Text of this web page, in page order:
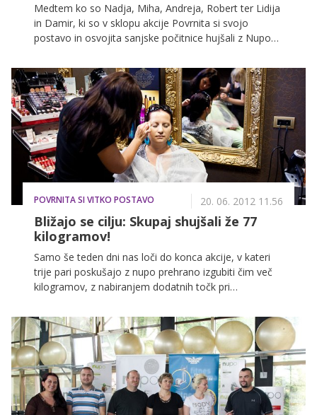
Medtem ko so Nadja, Miha, Andreja, Robert ter Lidija
in Damir, ki so v sklopu akcije Povrnita si svojo
postavo in osvojita sanjske počitnice hujšali z Nupo
izgubili 86,6 kilograma, se hujšanje počasi zaključuje
tudi za radijskega prometnega informatorja Miho
Deželaka. Ta si je zadal cilj, da bo v mesecu in pol
shujšal 15 kilogramov. Vas zanima, kako napreduje?
POVRNITA SI VITKO POSTAVO 20. 06. 2012 11.56
Bližajo se cilju: Skupaj shujšali že 77
kilogramov!
Samo še teden dni nas loči do konca akcije, v kateri
trije pari poskušajo z nupo prehrano izgubiti čim več
kilogramov, z nabiranjem dodatnih točk pri
na grškem otoku Santorini. Vsi trije pari skupaj so do
sedaj izgubili že nekaj več kot 77 kilogramov, na
potovanje pa bo odpotoval le en par. Vas zanima, kaj
so tekmovalci počeli v tem tednu in kateri par je
zmagal v zadnjem izzivu?